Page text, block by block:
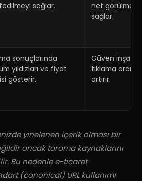
sağlar.
net
sağlar.
sonuçlarında
yıldızları ve fiyat
gösterir.
Güven inşa
tıklama oranını
artırır.
yinelenen içerik olması bir
ancak tarama kaynaklarını
. Bu nedenle e-ticaret
(canonical) URL kullanımı